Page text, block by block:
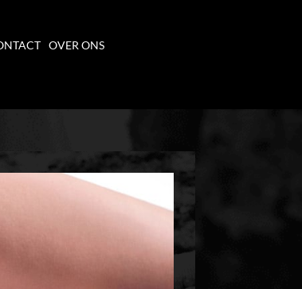
OVER ONS